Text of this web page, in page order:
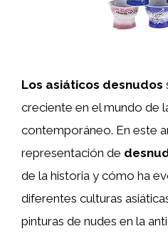
Los asiáticos desnudos
creciente en el mundo de
contemporáneo. En este
representación de
de la historia y cómo ha
diferentes culturas
pinturas de nudes en la